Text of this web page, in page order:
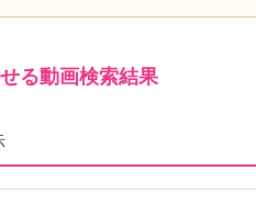
る動画検索結果